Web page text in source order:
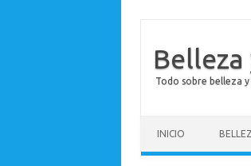
Belleza
Todo sobre belleza y
INICIO